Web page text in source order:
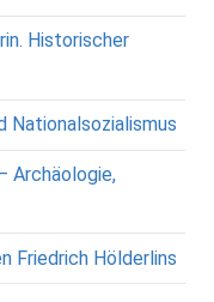
Historischer
Nationalsozialismus
Archäologie,
Friedrich Hölderlins